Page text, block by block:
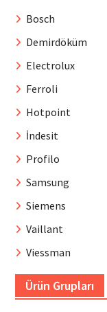
Bosch
Demirdöküm
Electrolux
Ferroli
Hotpoint
İndesit
Profilo
Samsung
Siemens
Vaillant
Viessman
Ürün Grupları